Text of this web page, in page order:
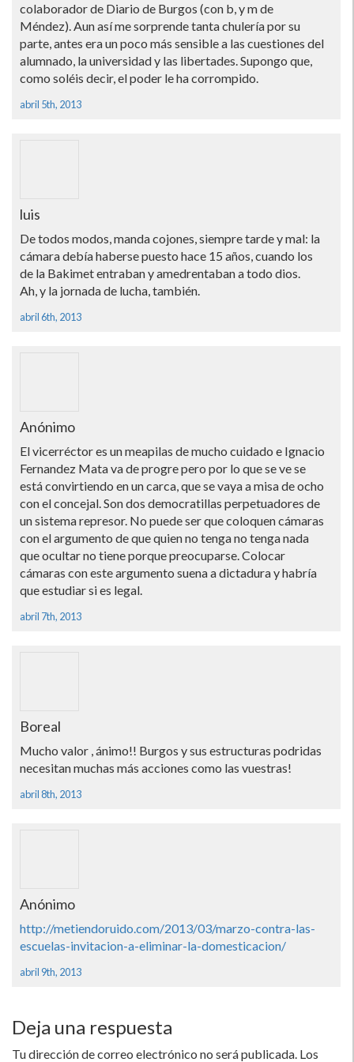
colaborador de Diario de Burgos (con b, y m de
Méndez). Aun así­ me sorprende tanta chulerí­a por su
parte, antes era un poco más sensible a las cuestiones del
alumnado, la universidad y las libertades. Supongo que,
como soléis decir, el poder le ha corrompido.
abril 5th, 2013
luis
De todos modos, manda cojones, siempre tarde y mal: la
cámara debí­a haberse puesto hace 15 años, cuando los
de la Bakimet entraban y amedrentaban a todo dios.
Ah, y la jornada de lucha, también.
abril 6th, 2013
Anónimo
El vicerréctor es un meapilas de mucho cuidado e Ignacio
Fernandez Mata va de progre pero por lo que se ve se
está convirtiendo en un carca, que se vaya a misa de ocho
con el concejal. Son dos democratillas perpetuadores de
un sistema represor. No puede ser que coloquen cámaras
con el argumento de que quien no tenga no tenga nada
que ocultar no tiene porque preocuparse. Colocar
cámaras con este argumento suena a dictadura y habrí­a
que estudiar si es legal.
abril 7th, 2013
Boreal
Mucho valor , ánimo!! Burgos y sus estructuras podridas
necesitan muchas más acciones como las vuestras!
abril 8th, 2013
Anónimo
http://metiendoruido.com/2013/03/marzo-contra-las-
escuelas-invitacion-a-eliminar-la-domesticacion/
abril 9th, 2013
Deja una respuesta
Tu dirección de correo electrónico no será publicada. Los